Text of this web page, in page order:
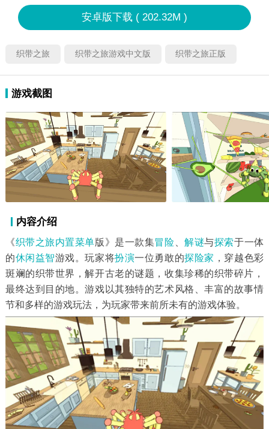
安卓版下载 ( 202.32M )
织带之旅 织带之旅游戏中文版 织带之旅正版
游戏截图
内容介绍
《织带之旅内置菜单版》是一款集冒险 、解谜与探索于一体
的休闲益智游戏。玩家将扮演一位勇敢的探险家 ，穿越色彩
斑斓的织带世界，解开古老的谜题，收集珍稀的织带碎片，
最终达到目的地。游戏以其独特的艺术风格、丰富的故事情
节和多样的游戏玩法，为玩家带来前所未有的游戏体验。